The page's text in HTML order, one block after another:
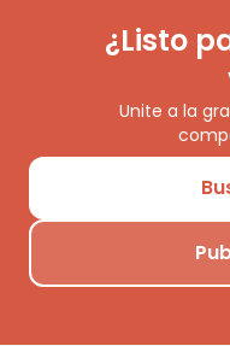
¿Listo
Unite a la